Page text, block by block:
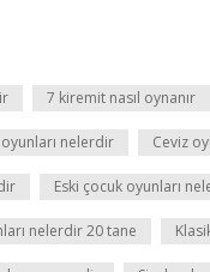
7 kiremit nasıl oynanır
nelerdir Ceviz
Eski çocuk oyunları
nelerdir 20 tane